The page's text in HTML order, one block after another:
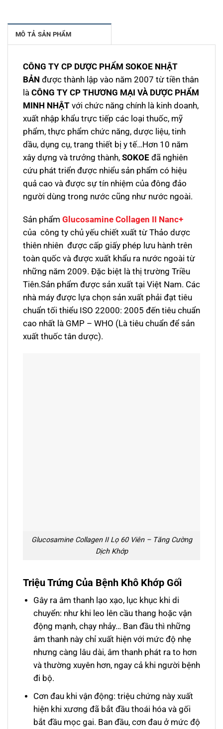
MÔ TẢ SẢN PHẨM
CÔNG TY CP DƯỢC PHẨM SOKOE NHẬT
BẢN được thành lập vào năm 2007 từ tiền thân
là CÔNG TY CP THƯƠNG MẠI VÀ DƯỢC PHẨM
MINH NHẬT với chức năng chính là kinh doanh,
xuất nhập khẩu trực tiếp các loại thuốc, mỹ
phẩm, thực phẩm chức năng, dược liệu, tinh
dầu, dụng cụ, trang thiết bị y tế…Hơn 10 năm
xây dựng và trưởng thành, SOKOE đã nghiên
cứu phát triển được nhiểu sản phẩm có hiệu
quả cao và được sự tín nhiệm của đông đảo
người dùng trong nước cũng như nước ngoài.
Sản phẩm Glucosamine Collagen II Nanc+
của công ty chủ yếu chiết xuất từ Thảo dược
thiên nhiên được cấp giấy phép lưu hành trên
toàn quốc và được xuất khẩu ra nước ngoài từ
những năm 2009. Đặc biệt là thị trường Triều
Tiên.Sản phẩm được sản xuất tại Việt Nam. Các
nhà máy được lựa chọn sản xuất phải đạt tiêu
chuẩn tối thiểu ISO 22000: 2005 đến tiêu chuẩn
cao nhất là GMP – WHO (Là tiêu chuẩn để sản
xuất thuốc tân dược).
Glucosamine Collagen II Lọ 60 Viên – Tăng Cường
Dịch Khớp
Triệu Trứng Của Bệnh Khô Khớp Gối
Gây ra âm thanh lạo xạo, lục khục khi di
chuyển: như khi leo lên cầu thang hoặc vận
động mạnh, chạy nhảy… Ban đầu thì những
âm thanh này chỉ xuất hiện với mức độ nhẹ
nhưng càng lâu dài, âm thanh phát ra to hơn
và thường xuyên hơn, ngay cả khi người bệnh
đi bộ.
Cơn đau khi vận động: triệu chứng này xuất
hiện khi xương đã bắt đầu thoái hóa và gối
bắt đầu mọc gai. Ban đầu, cơn đau ở mức độ